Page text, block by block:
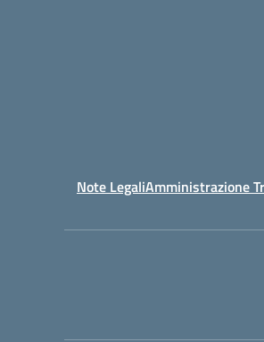
Note LegaliAmministrazione